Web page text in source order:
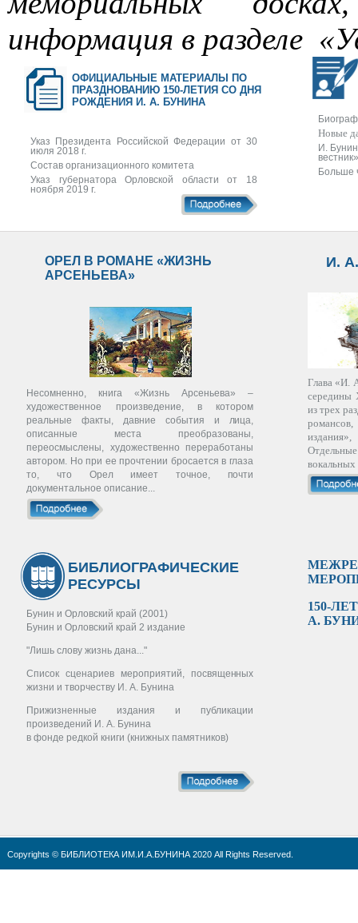
информация в разделе
ОФИЦИАЛЬНЫЕ МАТЕРИАЛЫ ПО
ПРАЗДНОВАНИЮ 150-ЛЕТИЯ СО ДНЯ
РОЖДЕНИЯ И. А. БУНИНА
Указ Президента Российской Федерации от 30
июля 2018 г.
Состав организационного комитета
Указ губернатора Орловской области от 18
ноября 2019 г.
Новые
И.
Больше
ОРЕЛ В РОМАНЕ «ЖИЗНЬ
АРСЕНЬЕВА»
Несомненно, книга «Жизнь Арсеньева» –
художественное произведение, в котором
реальные факты, давние события и лица,
описанные места преобразованы,
переосмыслены, художественно переработаны
автором. Но при ее прочтении бросается в глаза
то, что Орел имеет точное, почти
документальное описание...
И.
Глава «И.
середины
из трех
БИБЛИОГРАФИЧЕСКИЕ
РЕСУРСЫ
Бунин и Орловский край (2001)
Бунин и Орловский край 2 издание
"Лишь слову жизнь дана..."
Список сценариев мероприятий, посвященных
жизни и творчеству И. А. Бунина
Прижизненные издания и публикации
произведений И. А. Бунина
в фонде редкой книги (книжных памятников)
150-
А.
Copyrights © БИБЛИОТЕКА ИМ.И.А.БУНИНА 2020 All Rights Reserved.